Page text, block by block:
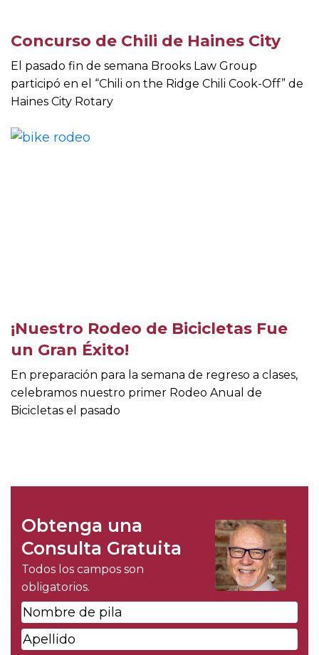
Concurso de Chili de Haines City
El pasado fin de semana Brooks Law Group
participó en el “Chili on the Ridge Chili Cook-Off” de
Haines City Rotary
¡Nuestro Rodeo de Bicicletas Fue
un Gran Éxito!
En preparación para la semana de regreso a clases,
celebramos nuestro primer Rodeo Anual de
Bicicletas el pasado
Obtenga una
Consulta Gratuita
Todos los campos son
obligatorios.
Nombre
de
pila*
Apellido*